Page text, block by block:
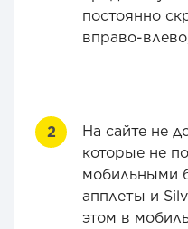
постоянно
вправо-
На сайте не
которые не
мобильными
апплеты и
этом в